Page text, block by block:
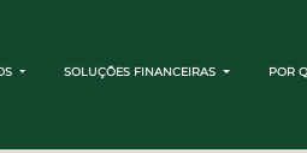
SOLUÇÕES FINANCEIRAS POR